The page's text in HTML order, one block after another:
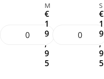
M
€
1
9
,
9
5
S
€
1
9
,
9
5